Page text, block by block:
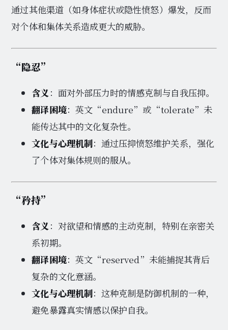
通过其他渠道（如身体症状或隐性愤怒）爆发，反而
对个体和集体关系造成更大的威胁。
“隐忍”
含义 ：面对外部压力时的情感克制与自我压抑。
翻译困境：英文“endure”或“tolerate”未
能传达其中的文化复杂性。
文化与心理机制：通过压抑愤怒维护关系，强化
了个体对集体规则的服从。
“矜持”
含义：对欲望和情感的主动克制，特别在亲密关
系初期。
翻译困境：英文“reserved”未能捕捉其背后
复杂的文化意涵。
文化与心理机制：这种克制是防御机制的一种，
避免暴露真实情感以保护自我。